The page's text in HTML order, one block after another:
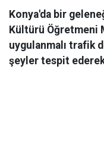
Konya'da bir
Kültürü Öğretmeni
uygulanmalı trafik
şeyler tespit ederek